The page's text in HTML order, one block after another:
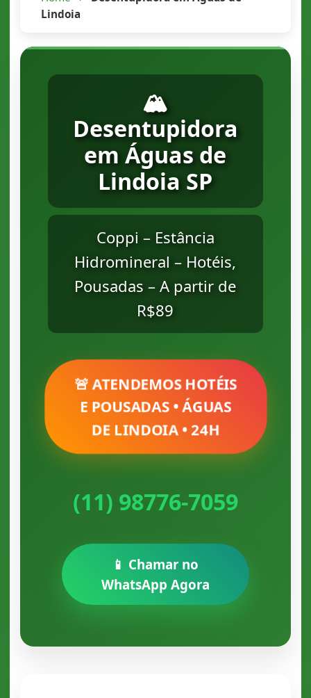
Lindoia
🏔️
Desentupidora
em Águas de
Lindoia SP
Coppi – Estância
Hidromineral – Hotéis,
Pousadas – A partir de
R$89
🚨 ATENDEMOS HOTÉIS
E POUSADAS • ÁGUAS
DE LINDOIA • 24H
(11) 98776-7059
📱 Chamar no
WhatsApp Agora